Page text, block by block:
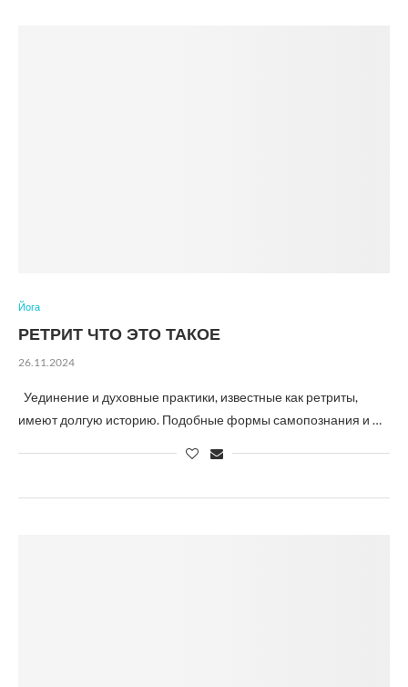
Йога
РЕТРИТ ЧТО ЭТО ТАКОЕ
26.11.2024
Уединение и духовные практики, известные как ретриты,
имеют долгую историю. Подобные формы самопознания и …